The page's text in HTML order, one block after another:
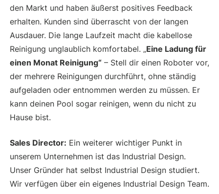
den Markt und haben äußerst positives Feedback
erhalten. Kunden sind überrascht von der langen
Ausdauer. Die lange Laufzeit macht die kabellose
Reinigung unglaublich komfortabel. „Eine Ladung für
einen Monat Reinigung“ – Stell dir einen Roboter vor,
der mehrere Reinigungen durchführt, ohne ständig
aufgeladen oder entnommen werden zu müssen. Er
kann deinen Pool sogar reinigen, wenn du nicht zu
Hause bist.
Sales Director: Ein weiterer wichtiger Punkt in
unserem Unternehmen ist das Industrial Design.
Unser Gründer hat selbst Industrial Design studiert.
Wir verfügen über ein eigenes Industrial Design Team.